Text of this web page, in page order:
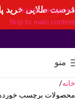
Skip to navigation
Skip to main content
منو
خانه
محصولات برچسب خورده
فرصت طلایی خرید